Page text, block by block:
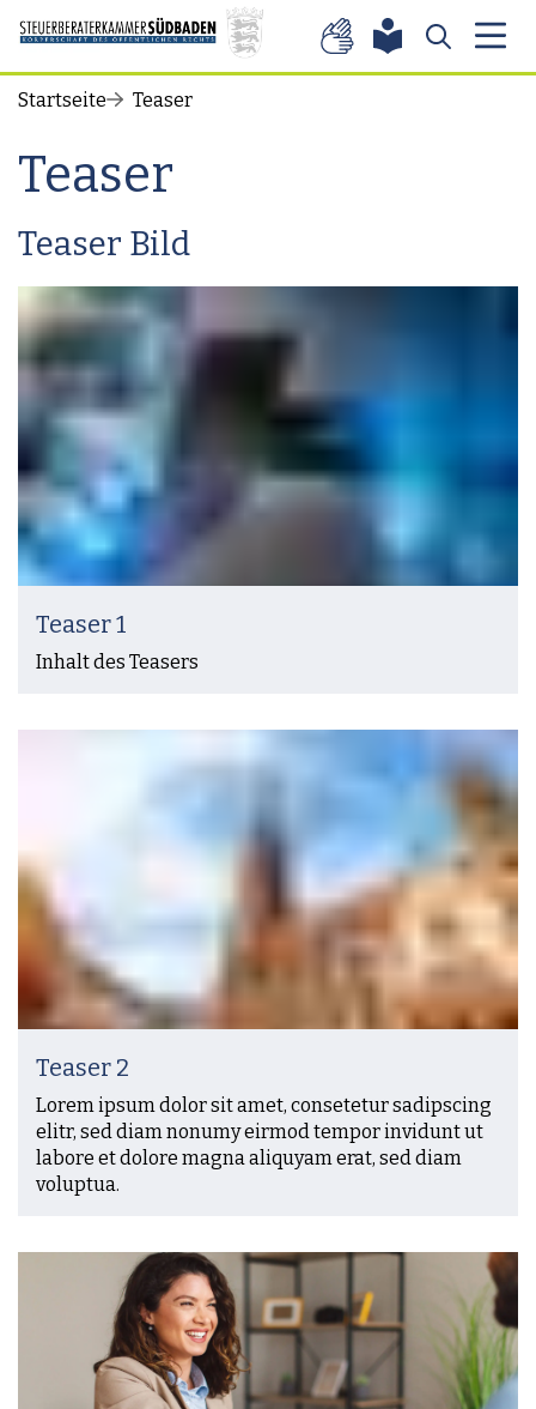
Zum Inhalt springen
Startseite Teaser
Teaser
Teaser Bild
Teaser 1
Inhalt des Teasers
Teaser 2
Lorem ipsum dolor sit amet, consetetur sadipscing
elitr, sed diam nonumy eirmod tempor invidunt ut
labore et dolore magna aliquyam erat, sed diam
voluptua.